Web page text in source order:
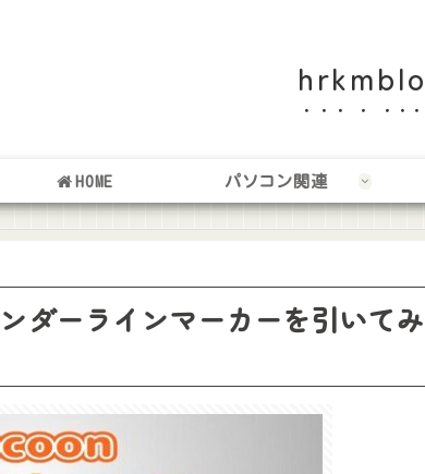
HOME パソコン関連
ダーラインマーカーを引いて